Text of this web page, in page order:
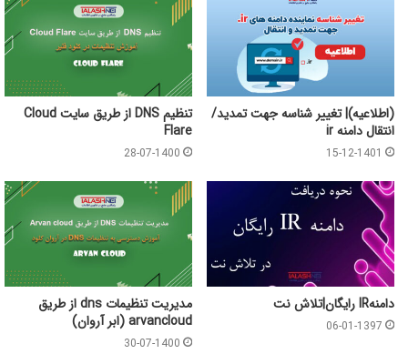
(اطلاعیه)| تغییر شناسه جهت تمدید/
انتقال دامنه ir
15-12-1401
تنظیم DNS از طریق سایت Cloud
Flare
28-07-1400
دامنهIR رایگان|تلاش نت
06-01-1397
مدیریت تنظیمات dns از طریق
arvancloud (ابر آروان)
30-07-1400